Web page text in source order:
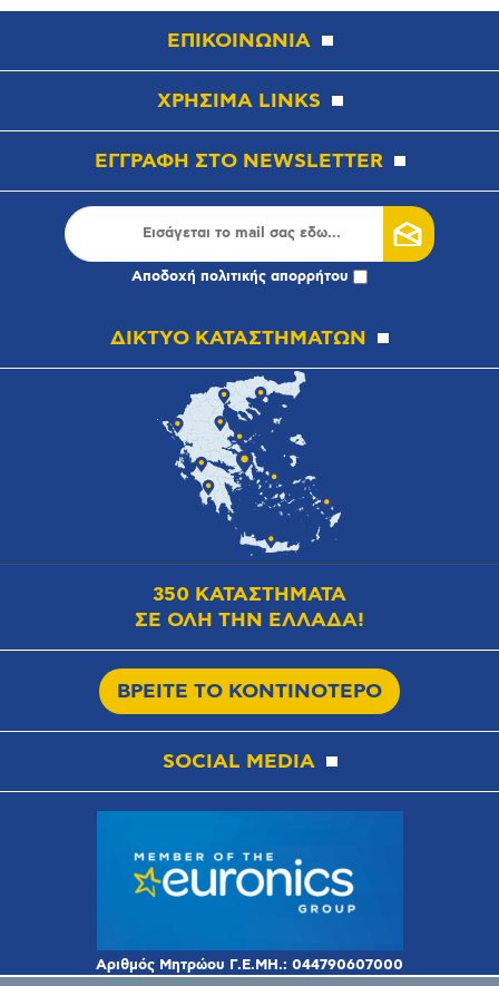
ΕΠΙΚΟΙΝΩΝΙΑ
ΧΡΗΣΙΜΑ LINKS
ΕΓΓΡΑΦΗ ΣΤΟ NEWSLETTER
Αποδοχή πολιτικής απορρήτου
ΔΙΚΤΥΟ ΚΑΤΑΣΤΗΜΑΤΩΝ
350 ΚΑΤΑΣΤΗΜΑΤΑ
ΣΕ ΟΛΗ ΤΗΝ ΕΛΛΑΔΑ!
ΒΡΕΙΤΕ ΤΟ ΚΟΝΤΙΝΟΤΕΡΟ
SOCIAL MEDIA